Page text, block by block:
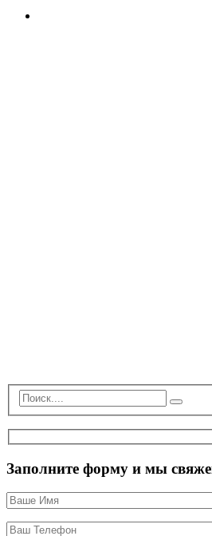
Заполните форму и мы